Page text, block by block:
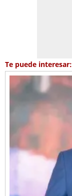
Te puede interesar: